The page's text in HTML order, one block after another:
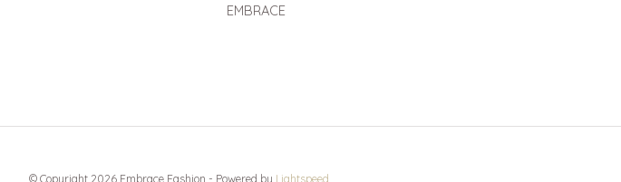
EMBRACE
© Copyright 2026 Embrace Fashion - Powered by Lightspeed